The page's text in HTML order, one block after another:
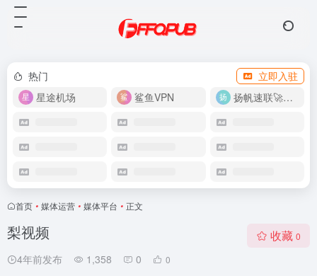
热门
立即入驻
星途机场
鲨鱼VPN 扬帆速联🚀很快
首页 • 媒体运营 • 媒体平台 • 正文
梨视频
4年前发布 1,358 0 0
收藏 0